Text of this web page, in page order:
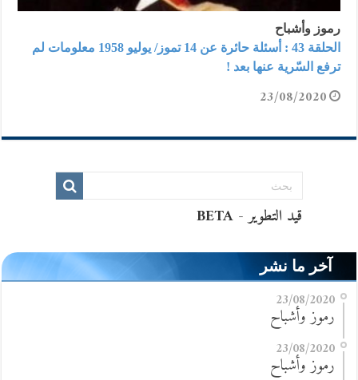
رموز وأشباح
الحلقة 43 : أسئلة حائرة عن 14 تموز/ يوليو 1958 معلومات لم
ترفع السّرية عنها بعد !
23/08/2020
آخر ما نشر
23/08/2020
رموز وأشباح
23/08/2020
رموز وأشباح